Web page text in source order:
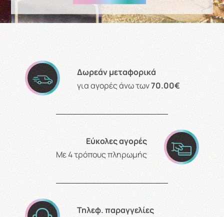
Δωρεάν μεταφορικά
για αγορές άνω των70.00€
Εύκολες αγορές
Με 4 τρόπους πληρωμής
Τηλεφ. παραγγελίες